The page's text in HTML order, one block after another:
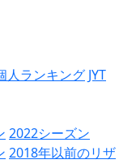
人ランキング JYT
2022シーズン
2018年以前のリザ